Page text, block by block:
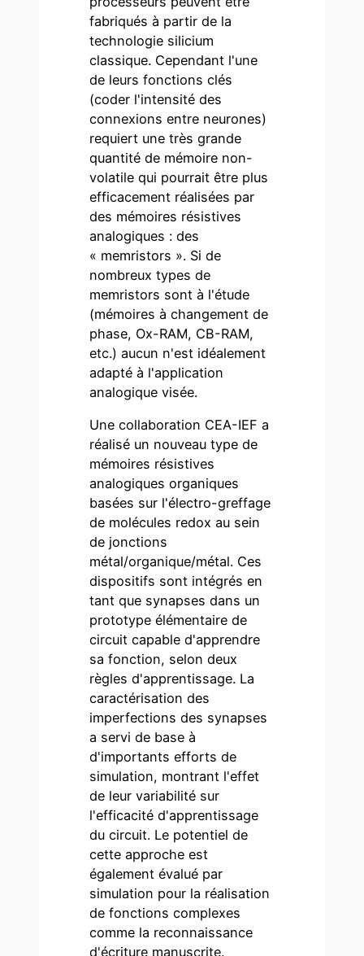
fabriqués à partir de la
technologie silicium
classique. Cependant l'une
de leurs fonctions clés
(coder l'intensité des
connexions entre neurones)
requiert une très grande
quantité de mémoire non-
volatile qui pourrait être plus
efficacement réalisées par
des mémoires résistives
analogiques : des
« memristors ». Si de
nombreux types de
memristors sont à l'étude
(mémoires à changement de
phase, Ox-RAM, CB-RAM,
etc.) aucun n'est idéalement
adapté à l'application
analogique visée.
Une collaboration CEA-IEF a
réalisé un nouveau type de
mémoires résistives
analogiques organiques
basées sur l'électro-greffage
de molécules redox au sein
de jonctions
métal/organique/métal. Ces
dispositifs sont intégrés en
tant que synapses dans un
prototype élémentaire de
circuit capable d'apprendre
sa fonction, selon deux
règles d'apprentissage. La
caractérisation des
imperfections des synapses
a servi de base à
d'importants efforts de
simulation, montrant l'effet
de leur variabilité sur
l'efficacité d'apprentissage
du circuit. Le potentiel de
cette approche est
également évalué par
simulation pour la réalisation
de fonctions complexes
comme la reconnaissance
d'écriture manuscrite.